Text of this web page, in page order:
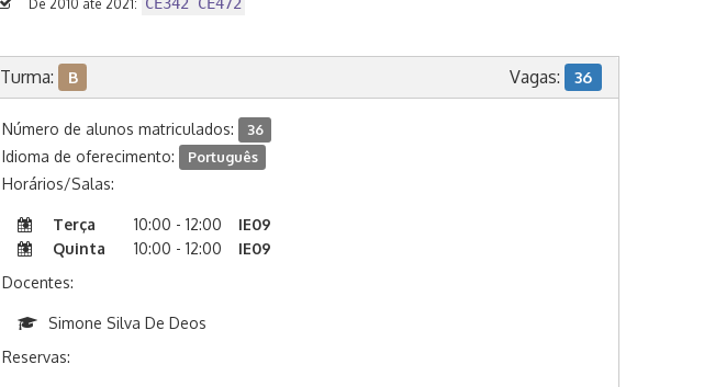
De 2010 até 2021: CE342 CE472
Turma: B Vagas: 36
Número de alunos matriculados: 36
Idioma de oferecimento: Português
Horários/Salas:
Terça 10:00 - 12:00
IE09
Quinta
10:00 - 12:00
IE09
Docentes:
Simone Silva De Deos
Reservas: